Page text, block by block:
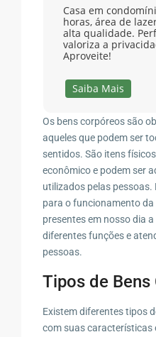
Casa em
horas, área de
alta qualidade.
valoriza a
Aproveite!
Saiba Mais
Os bens corpóreos são
aqueles que podem ser
sentidos. São itens
econômico e podem ser
utilizados pelas pessoas.
para o funcionamento da
presentes em nosso dia
diferentes funções e
pessoas.
Tipos de Bens
Existem diferentes tipos
com suas características